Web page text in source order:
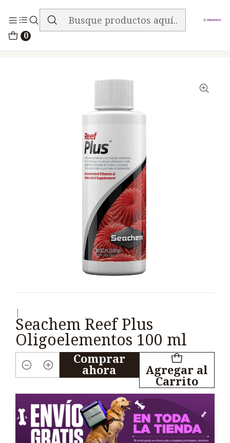
0
ENVIO GRATIS EN TODA LA TIENDA
Seachem Reef Plus
Oligoelementos 100 ml
Cantidad
Agregar al
Carrito
Comprar
ahora